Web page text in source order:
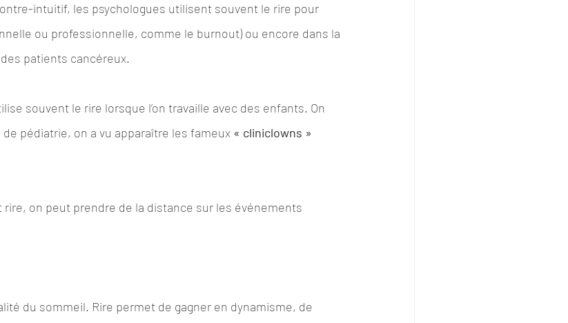
intuitif, les psychologues utilisent souvent le rire pour
ou professionnelle, comme le burnout) ou encore dans la
patients cancéreux.
souvent le rire lorsque l’on travaille avec des enfants. On
pédiatrie, on a vu apparaître les fameux « cliniclowns »
rire, on peut prendre de la distance sur les événements
du sommeil. Rire permet de gagner en dynamisme, de